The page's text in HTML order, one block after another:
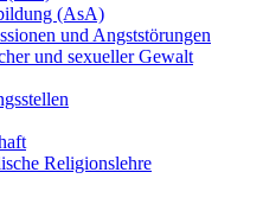
(AsA)
und Angststörungen
und sexueller Gewalt
Religionslehre